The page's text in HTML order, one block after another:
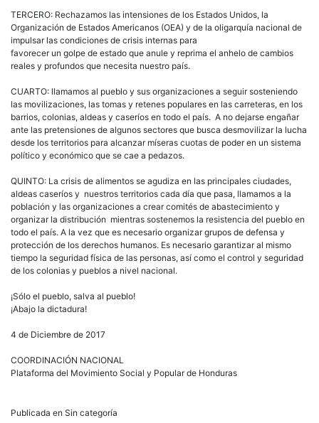
TERCERO: Rechazamos las intensiones de los Estados Unidos, la
Organización de Estados Americanos (OEA) y de la oligarquía nacional de
impulsar las condiciones de crisis internas para
favorecer un golpe de estado que anule y reprima el anhelo de cambios
reales y profundos que necesita nuestro país.
CUARTO: llamamos al pueblo y sus organizaciones a seguir sosteniendo
las movilizaciones, las tomas y retenes populares en las carreteras, en los
barrios, colonias, aldeas y caseríos en todo el país. A no dejarse engañar
ante las pretensiones de algunos sectores que busca desmovilizar la lucha
desde los territorios para alcanzar míseras cuotas de poder en un sistema
político y económico que se cae a pedazos.
QUINTO: La crisis de alimentos se agudiza en las principales ciudades,
aldeas caseríos y nuestros territorios cada día que pasa, llamamos a la
población y las organizaciones a crear comités de abastecimiento y
organizar la distribución mientras sostenemos la resistencia del pueblo en
todo el país. A la vez que es necesario organizar grupos de defensa y
protección de los derechos humanos. Es necesario garantizar al mismo
tiempo la seguridad física de las personas, así como el control y seguridad
de los colonias y pueblos a nivel nacional.
¡Sólo el pueblo, salva al pueblo!
¡Abajo la dictadura!
4 de Diciembre de 2017
COORDINACIÓN NACIONAL
Plataforma del Movimiento Social y Popular de Honduras
Publicada en Sin categoría